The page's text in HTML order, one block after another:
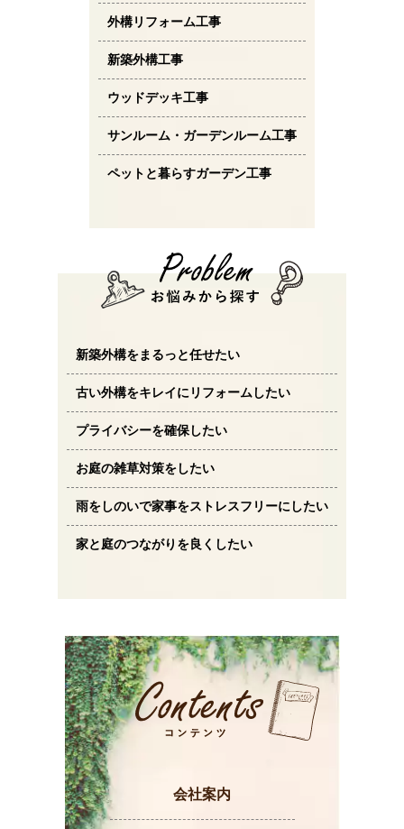
外構リフォーム工事
新築外構工事
ウッドデッキ工事
サンルーム・ガーデンルーム工事
ペットと暮らすガーデン工事
新築外構をまるっと任せたい
古い外構をキレイにリフォームしたい
プライバシーを確保したい
お庭の雑草対策をしたい
雨をしのいで家事をストレスフリーにしたい
家と庭のつながりを良くしたい
会社案内